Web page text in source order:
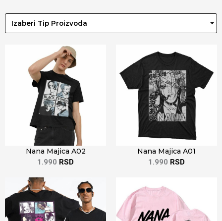
Izaberi Tip Proizvoda
Nana Majica A02
1.990 RSD
Nana Majica A01
1.990 RSD